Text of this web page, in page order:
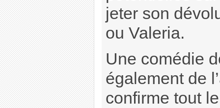
jeter son
ou Valeria.
Une comédie
également de
confirme tout